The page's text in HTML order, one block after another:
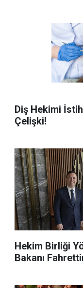
Diş Hekimi
Çelişki!
Hekim Birliği
Bakanı